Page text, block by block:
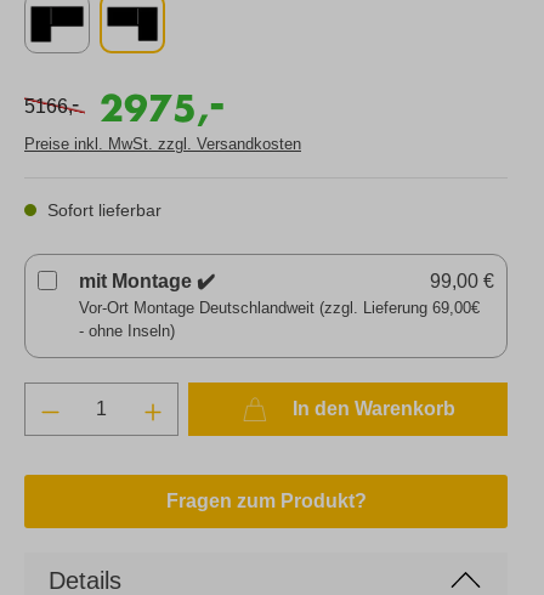
5166,- 2975,
-
Preise inkl. MwSt. zzgl. Versandkosten
Sofort lieferbar
mit Montage ✔️
Vor-Ort Montage Deutschlandweit (zzgl. Lieferung 69,00€
- ohne Inseln)
99,00 €
In den Warenkorb
Fragen zum Produkt?
Details